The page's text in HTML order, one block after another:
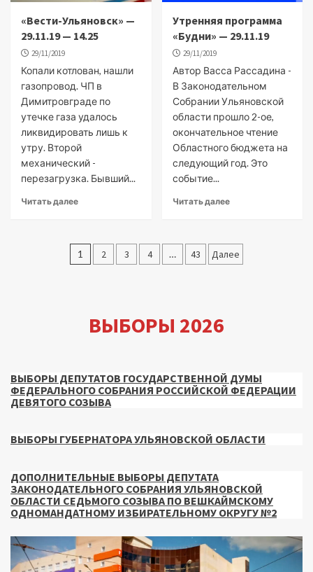
«Вести-Ульяновск» —
29.11.19 — 14.25
29/11/2019
Копали котлован, нашли
газопровод. ЧП в
Димитровграде по
утечке газа удалось
ликвидировать лишь к
утру. Второй
механический -
перезагрузка. Бывший...
Читать далее
Утренняя программа
«Будни» — 29.11.19
29/11/2019
Автор Васса Рассадина -
В Законодательном
Собрании Ульяновской
области прошло 2-ое,
окончательное чтение
Областного бюджета на
следующий год. Это
событие...
Читать далее
Пагинация
1 2 3 4 … 43 Далее
ВЫБОРЫ 2026
ВЫБОРЫ ДЕПУТАТОВ ГОСУДАРСТВЕННОЙ ДУМЫ
ФЕДЕРАЛЬНОГО СОБРАНИЯ РОССИЙСКОЙ ФЕДЕРАЦИИ
ДЕВЯТОГО СОЗЫВА
ВЫБОРЫ ГУБЕРНАТОРА УЛЬЯНОВСКОЙ ОБЛАСТИ
ДОПОЛНИТЕЛЬНЫЕ ВЫБОРЫ ДЕПУТАТА
ЗАКОНОДАТЕЛЬНОГО СОБРАНИЯ УЛЬЯНОВСКОЙ
ОБЛАСТИ СЕДЬМОГО СОЗЫВА ПО ВЕШКАЙМСКОМУ
ОДНОМАНДАТНОМУ ИЗБИРАТЕЛЬНОМУ ОКРУГУ №2